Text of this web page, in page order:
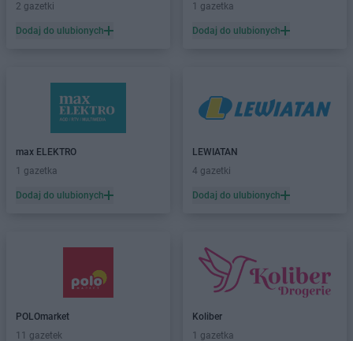
Dealz Ełk
Gdynia
Gliwice
Głogów
Gniezno
Dealz Gorlice
Dealz Gorzów Wielkopolski
Dealz Gostynin
Grudziądz
Gubin
Dealz Hrubieszów
2 gazetki
Dodaj do ulubionych
1 gazetka
Dodaj do ulubionych
max ELEKTRO
1 gazetka
Dodaj do ulubionych
LEWIATAN
4 gazetki
Dodaj do ulubionych
POLOmarket
11 gazetek
Koliber
1 gazetka